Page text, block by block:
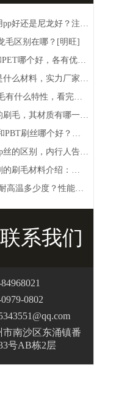
pp好还是尼龙好？注意
】
毛区别在哪？[明旺]
PET哪个好，各有优点
什么材料，实力厂家带
旺】
有什么特性，看完你
旺】
刷毛，其材质有哪一
】
PBT刷丝哪个好？性
种[明旺]
丝的区别，内行人告诉
刷毛材料介绍：
、PET和PBT
高温多少度？性能特
旺】
联系我们
0802
市南沙区东涌镇番
号AB栋2层